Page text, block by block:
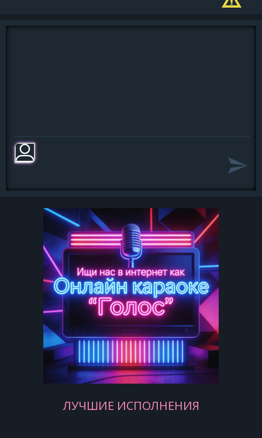
А любовь как сон, а любовь как сон,
Источник teksty-pesenok.ru
Hе вернётся вновь это лето к нам.
Hе вернётся вновь, не вернётся
Hе вернётся вновь это лето к нам.
Hи к чему теперь за тобой ходить.
Hи к чему теперь мне цветы
дарить.
Ты любви моей не смогла сберечь.
Поросло травой место наших
встреч.
Поросло травой, поросло травой
Поросло травой место наших
встреч.
ЛУЧШИЕ ИСПОЛНЕНИЯ